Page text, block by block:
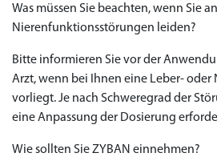
Was müssen Sie beachten, wenn Sie
Nierenfunktionsstörungen leiden?
Bitte informieren Sie vor der
Arzt, wenn bei Ihnen eine Leber-
vorliegt. Je nach Schweregrad der
eine Anpassung der Dosierung
Wie sollten Sie ZYBAN einnehmen?